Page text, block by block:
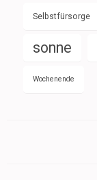
Selbstfürsorge
sonne
Wochenende